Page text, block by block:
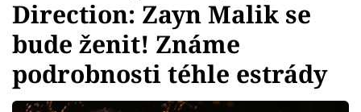
Témata
Showbyznys
Youtubeři
Direction: Zayn Malik se
bude ženit! Známe
podrobnosti téhle estrády